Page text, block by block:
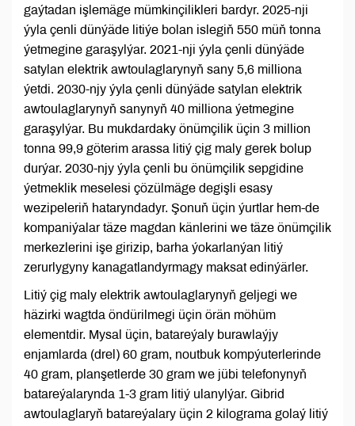
gaýtadan işlemäge mümkinçilikleri bardyr. 2025-nji
ýyla çenli dünýäde litiýe bolan islegiň 550 müň tonna
ýetmegine garaşylýar. 2021-nji ýyla çenli dünýäde
satylan elektrik awtoulaglarynyň sany 5,6 milliona
ýetdi. 2030-njy ýyla çenli dünýäde satylan elektrik
awtoulaglarynyň sanynyň 40 milliona ýetmegine
garaşylýar. Bu mukdardaky önümçilik üçin 3 million
tonna 99,9 göterim arassa litiý çig maly gerek bolup
durýar. 2030-njy ýyla çenli bu önümçilik sepgidine
ýetmeklik meselesi çözülmäge degişli esasy
wezipeleriň hataryndadyr. Şonuň üçin ýurtlar hem-de
kompaniýalar täze magdan känlerini we täze önümçilik
merkezlerini işe girizip, barha ýokarlanýan litiý
zerurlygyny kanagatlandyrmagy maksat edinýärler.
Litiý çig maly elektrik awtoulaglarynyň geljegi we
häzirki wagtda öndürilmegi üçin örän möhüm
elementdir. Mysal üçin, batareýaly burawlaýjy
enjamlarda (drel) 60 gram, noutbuk kompýuterlerinde
40 gram, planşetlerde 30 gram we jübi telefonynyň
batareýalarynda 1-3 gram litiý ulanylýar. Gibrid
awtoulaglaryň batareýalary üçin 2 kilograma golaý litiý